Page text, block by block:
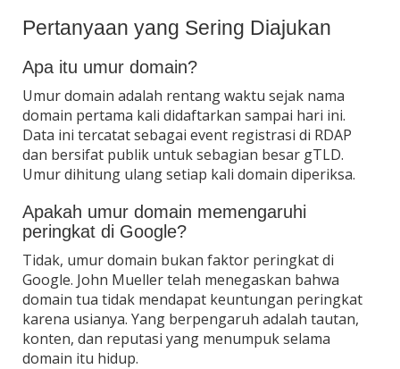
Pertanyaan yang Sering Diajukan
Apa itu umur domain?
Umur domain adalah rentang waktu sejak nama
domain pertama kali didaftarkan sampai hari ini.
Data ini tercatat sebagai event registrasi di RDAP
dan bersifat publik untuk sebagian besar gTLD.
Umur dihitung ulang setiap kali domain diperiksa.
Apakah umur domain memengaruhi
peringkat di Google?
Tidak, umur domain bukan faktor peringkat di
Google. John Mueller telah menegaskan bahwa
domain tua tidak mendapat keuntungan peringkat
karena usianya. Yang berpengaruh adalah tautan,
konten, dan reputasi yang menumpuk selama
domain itu hidup.